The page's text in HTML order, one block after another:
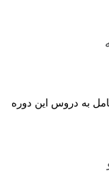
به دروس این دوره